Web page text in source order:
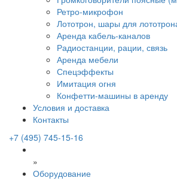
Ретро-микрофон
Лототрон, шары для
Аренда кабель-каналов
Радиостанции, рации, связь
Аренда мебели
Спецэффекты
Имитация огня
Конфетти-машины в аренду
Условия и доставка
Контакты
+7 (495) 745-15-16
»
Оборудование